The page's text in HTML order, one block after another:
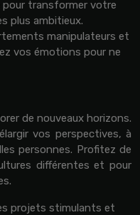
pour transformer votre
plus ambitieux.
manipulateurs et
vos émotions pour ne
de nouveaux horizons.
vos perspectives, à
personnes. Profitez de
différentes et pour
projets stimulants et